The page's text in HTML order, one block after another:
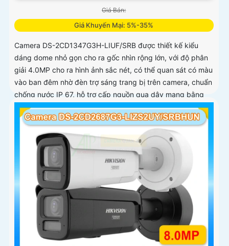
Giá Bán:
Giá Khuyến Mại: 5%-35%
Camera DS-2CD1347G3H-LIUF/SRB được thiết kế kiểu
dáng dome nhỏ gọn cho ra gốc nhìn rộng lớn, với độ phân
giải 4.0MP cho ra hình ảnh sắc nét, có thể quan sát có màu
vào ban đêm nhờ đèn trợ sáng trang bị trên camera, chuẩn
chống nước IP 67, hỗ trợ cấp nguồn qua dây mạng bằng
công nghệ PoE